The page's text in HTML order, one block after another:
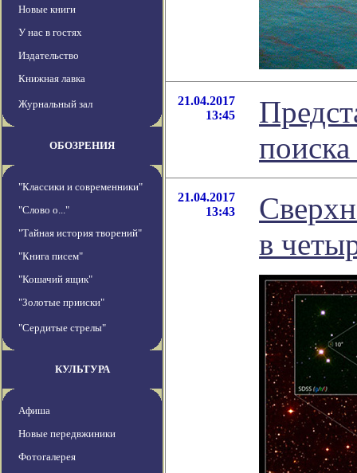
Новые книги
У нас в гостях
Издательство
Книжная лавка
Журнальный зал
ОБОЗРЕНИЯ
"Классики и современники"
"Слово о..."
"Тайная история творений"
"Книга писем"
"Кошачий ящик"
"Золотые прииски"
"Сердитые стрелы"
КУЛЬТУРА
Афиша
Новые передвжиники
Фотогалерея
21.04.2017
13:45
21.04.2017
13:43
в